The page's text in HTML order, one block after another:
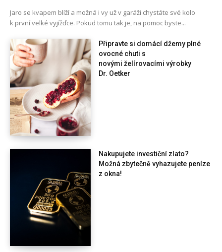
Jaro se kvapem blíží a možná i vy už v garáži chystáte své kolo
k první velké vyjížďce. Pokud tomu tak je, na pomoc byste...
Připravte si domácí džemy plné
ovocné chuti s
novými želírovacími výrobky
Dr. Oetker
Nakupujete investiční zlato?
Možná zbytečně vyhazujete peníze
z okna!